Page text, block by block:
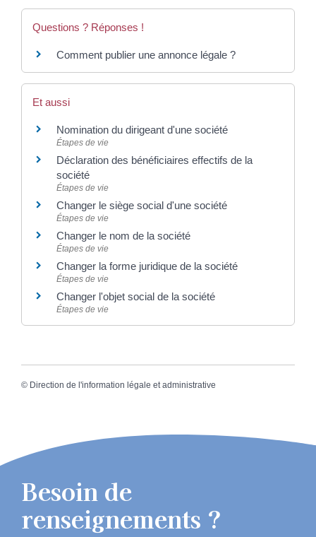
Questions ? Réponses !
Comment publier une annonce légale ?
Et aussi
Nomination du dirigeant d'une société
Étapes de vie
Déclaration des bénéficiaires effectifs de la
société
Étapes de vie
Changer le siège social d'une société
Étapes de vie
Changer le nom de la société
Étapes de vie
Changer la forme juridique de la société
Étapes de vie
Changer l'objet social de la société
Étapes de vie
© Direction de l'information légale et administrative
Besoin de
renseignements ?